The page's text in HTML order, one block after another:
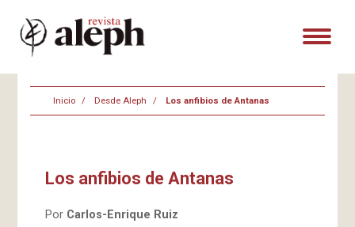
Inicio Desde Aleph Los anfibios de Antanas
Los anfibios de Antanas
Por Carlos-Enrique Ruiz